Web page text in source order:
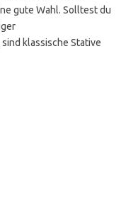
gute Wahl. Solltest du
klassische Stative